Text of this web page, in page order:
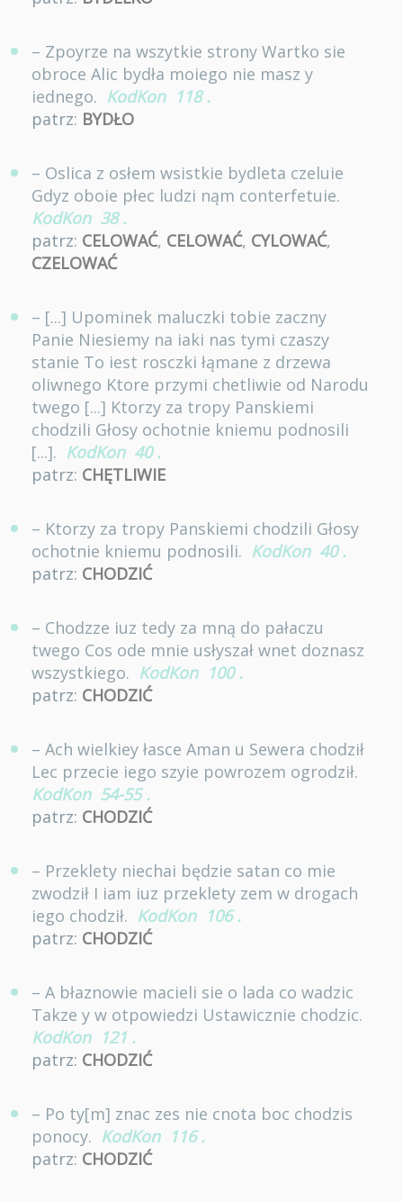
– Zpoyrze na wszytkie strony Wartko sie
obroce Alic bydła moiego nie masz y
iednego. KodKon 118 .
patrz: BYDŁO
– Oslica z osłem wsistkie bydleta czeluie
Gdyz oboie płec ludzi nąm conterfetuie.
KodKon 38 .
patrz: CELOWAĆ, CELOWAĆ, CYLOWAĆ,
CZELOWAĆ
– [...] Upominek maluczki tobie zaczny
Panie Niesiemy na iaki nas tymi czaszy
stanie To iest rosczki łąmane z drzewa
oliwnego Ktore przymi chetliwie od Narodu
twego [...] Ktorzy za tropy Panskiemi
chodzili Głosy ochotnie kniemu podnosili
[...]. KodKon 40 .
patrz: CHĘTLIWIE
– Ktorzy za tropy Panskiemi chodzili Głosy
ochotnie kniemu podnosili. KodKon 40 .
patrz: CHODZIĆ
– Chodzze iuz tedy za mną do pałaczu
twego Cos ode mnie usłyszał wnet doznasz
wszystkiego. KodKon 100 .
patrz: CHODZIĆ
– Ach wielkiey łasce Aman u Sewera chodził
Lec przecie iego szyie powrozem ogrodził.
KodKon 54-55 .
patrz: CHODZIĆ
– Przeklety niechai będzie satan co mie
zwodził I iam iuz przeklety zem w drogach
iego chodził. KodKon 106 .
patrz: CHODZIĆ
– A błaznowie macieli sie o lada co wadzic
Takze y w otpowiedzi Ustawicznie chodzic.
KodKon 121 .
patrz: CHODZIĆ
– Po ty[m] znac zes nie cnota boc chodzis
ponocy. KodKon 116 .
patrz: CHODZIĆ